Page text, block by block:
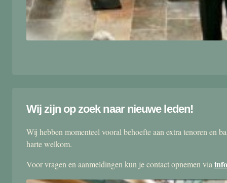
Wij zijn op zoek naar nieuwe leden!
Wij hebben momenteel vooral behoefte aan extra tenoren en
harte welkom.
Voor vragen en aanmeldingen kun je contact opnemen via